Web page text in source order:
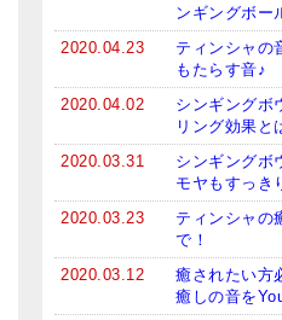
倍音呼吸法レッスン
上級講座
ビギナー講師・養成講座
アマナマナとは
About Us
ンギングボー
2020.04.23
ティンシャの
もたらす音♪
2020.04.02
シンギングボ
リング効果と
2020.03.31
シンギングボ
モヤもすっき
2020.03.23
ティンシャの
で！
2020.03.12
癒されたい方
癒しの音を